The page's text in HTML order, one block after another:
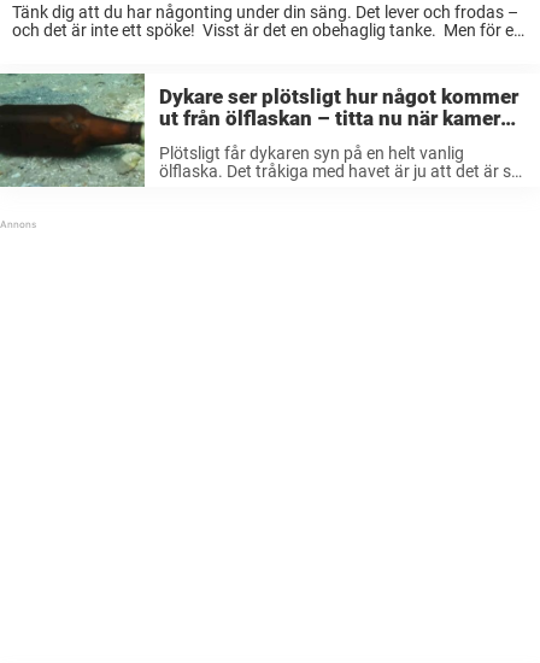
Tänk dig att du har någonting under din säng. Det lever och frodas –
och det är inte ett spöke! Visst är det en obehaglig tanke. Men för en
Dykare ser plötsligt hur något kommer
ut från ölflaskan – titta nu när kameran
fångar varelsen på bild
Plötsligt får dykaren syn på en helt vanlig
ölflaska. Det tråkiga med havet är ju att det är så